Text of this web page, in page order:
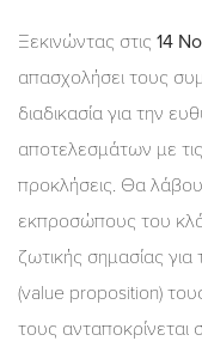
Ξεκινώντας στις 14
απασχολήσει τους
διαδικασία για την
αποτελεσμάτων με
προκλήσεις. Θα
εκπροσώπους του
ζωτικής σημασίας
(value proposition)
τους ανταποκρίνεται